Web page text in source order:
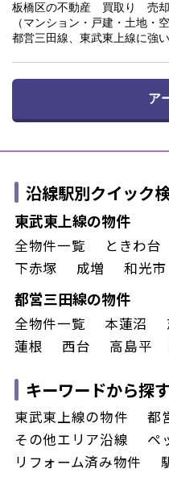
板橋区の不動産 買取り 売
（マンション・戸建・土地・
都営三田線、東武東上線に強
ア
沿線駅別クイック
東武東上線の物件
全物件一覧 ときわ台
下赤塚
成増 和光市
都営三田線の物件
全物件一覧 本蓮沼
蓮根
西台 高島平
キーワードから探す
東武東上線の物件
都
その他エリア沿線
ペ
リフォーム済み物件